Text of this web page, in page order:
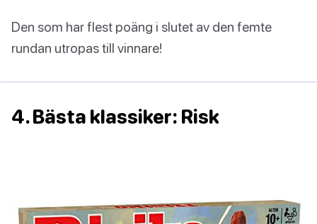
Den som har flest poäng i slutet av den femte
rundan utropas till vinnare!
4. Bästa klassiker: Risk